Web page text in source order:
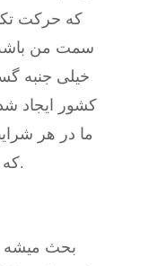
که حرکت
سمت من باشه
خیلی جنبه
کشور ایجاد
ما در هر
که وضع را به شش ماه قبل برگردونیم.
بحث میشه